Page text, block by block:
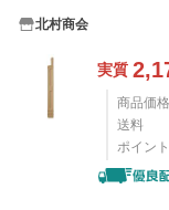
北村商会
実質
商品価格
送料
ポイント